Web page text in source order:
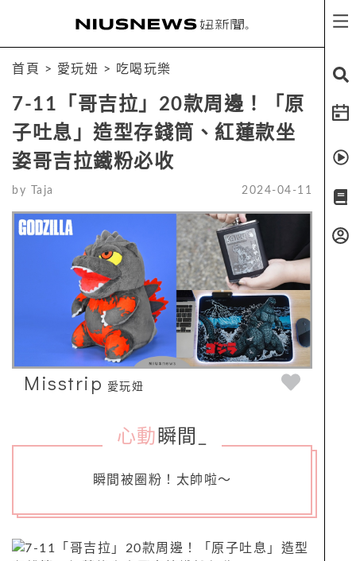
首頁 > 愛玩妞 > 吃喝玩樂
7-11「哥吉拉」20款周邊！「原
子吐息」造型存錢筒、紅蓮款坐
姿哥吉拉鐵粉必收
by Taja 2024-04-11
Misstrip 愛玩妞
心動 瞬間
瞬間被圈粉！太帥啦～